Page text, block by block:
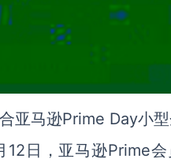
亚马逊Prime Day小型
12日，亚马逊Prime会